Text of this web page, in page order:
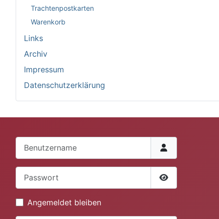
Trachtenpostkarten
Warenkorb
Links
Archiv
Impressum
Datenschutzerklärung
Benutzername
Passwort
Passwort
Angemeldet bleiben